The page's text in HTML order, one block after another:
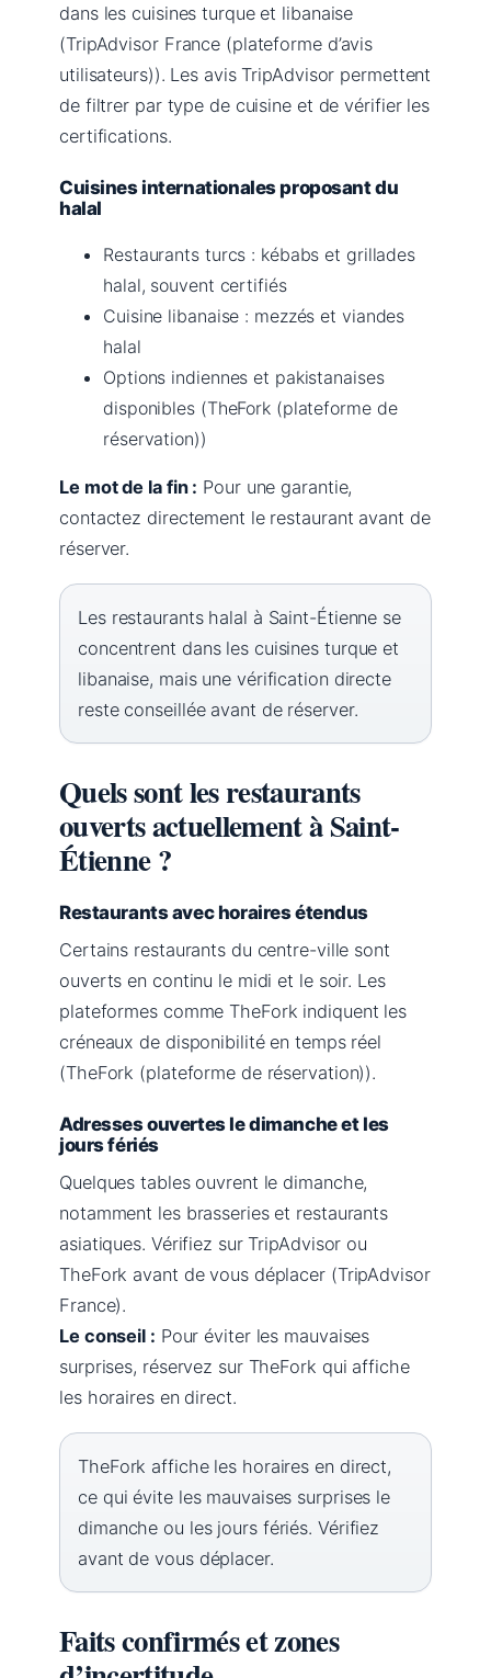
dans les cuisines turque et libanaise
(TripAdvisor France (plateforme d’avis
utilisateurs)). Les avis TripAdvisor permettent
de filtrer par type de cuisine et de vérifier les
certifications.
Cuisines internationales proposant du
halal
Restaurants turcs : kébabs et grillades
halal, souvent certifiés
Cuisine libanaise : mezzés et viandes
halal
Options indiennes et pakistanaises
disponibles (TheFork (plateforme de
réservation))
Le mot de la fin : Pour une garantie,
contactez directement le restaurant avant de
réserver.
Les restaurants halal à Saint-Étienne se
concentrent dans les cuisines turque et
libanaise, mais une vérification directe
reste conseillée avant de réserver.
Quels sont les restaurants
ouverts actuellement à Saint-
Étienne ?
Restaurants avec horaires étendus
Certains restaurants du centre-ville sont
ouverts en continu le midi et le soir. Les
plateformes comme TheFork indiquent les
créneaux de disponibilité en temps réel
(TheFork (plateforme de réservation)).
Adresses ouvertes le dimanche et les
jours fériés
Quelques tables ouvrent le dimanche,
notamment les brasseries et restaurants
asiatiques. Vérifiez sur TripAdvisor ou
TheFork avant de vous déplacer (TripAdvisor
France).
Le conseil : Pour éviter les mauvaises
surprises, réservez sur TheFork qui affiche
les horaires en direct.
TheFork affiche les horaires en direct,
ce qui évite les mauvaises surprises le
dimanche ou les jours fériés. Vérifiez
avant de vous déplacer.
Faits confirmés et zones